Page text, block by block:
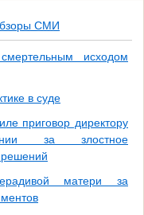
СМИ
исходом
в суде
приговор директору
за злостное
матери за